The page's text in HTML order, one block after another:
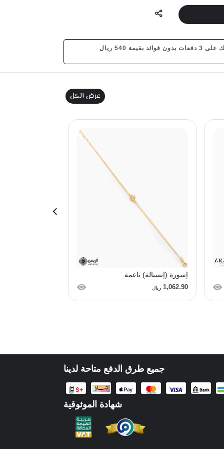
540 ريال
عرض الكل
إسورة (إنسيالة) ناعمة
1,062.90 ريال
جميع طرق الدفع متاحة لدينا
شهادة الموثوقية